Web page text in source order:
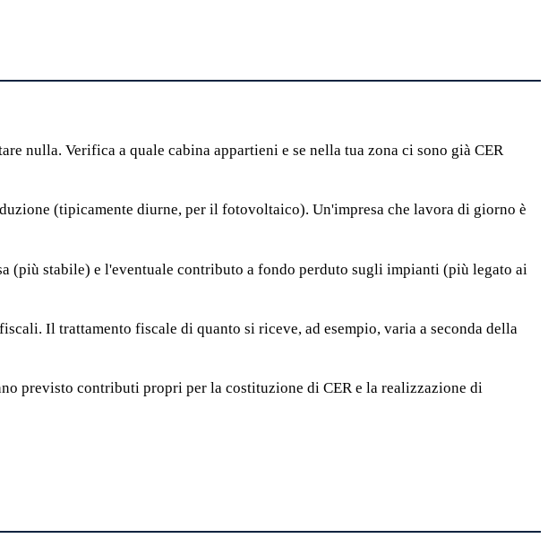
nulla. Verifica a quale cabina appartieni e se nella tua zona ci sono già CER
(tipicamente diurne, per il fotovoltaico). Un'impresa che lavora di giorno è
(più stabile) e l'eventuale contributo a fondo perduto sugli impianti (più legato ai
Il trattamento fiscale di quanto si riceve, ad esempio, varia a seconda della
previsto contributi propri per la costituzione di CER e la realizzazione di